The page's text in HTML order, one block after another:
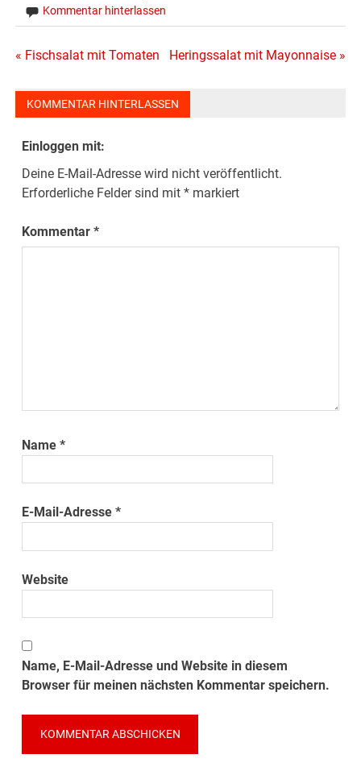
Kommentar hinterlassen
Beitragsnavigation
« Fischsalat mit Tomaten Heringssalat mit Mayonnaise »
KOMMENTAR HINTERLASSEN
Einloggen mit:
Deine E-Mail-Adresse wird nicht veröffentlicht.
Erforderliche Felder sind mit* markiert
Kommentar*
Name*
E-Mail-Adresse*
Website
Name, E-Mail-Adresse und Website in diesem
Browser für meinen nächsten Kommentar speichern.